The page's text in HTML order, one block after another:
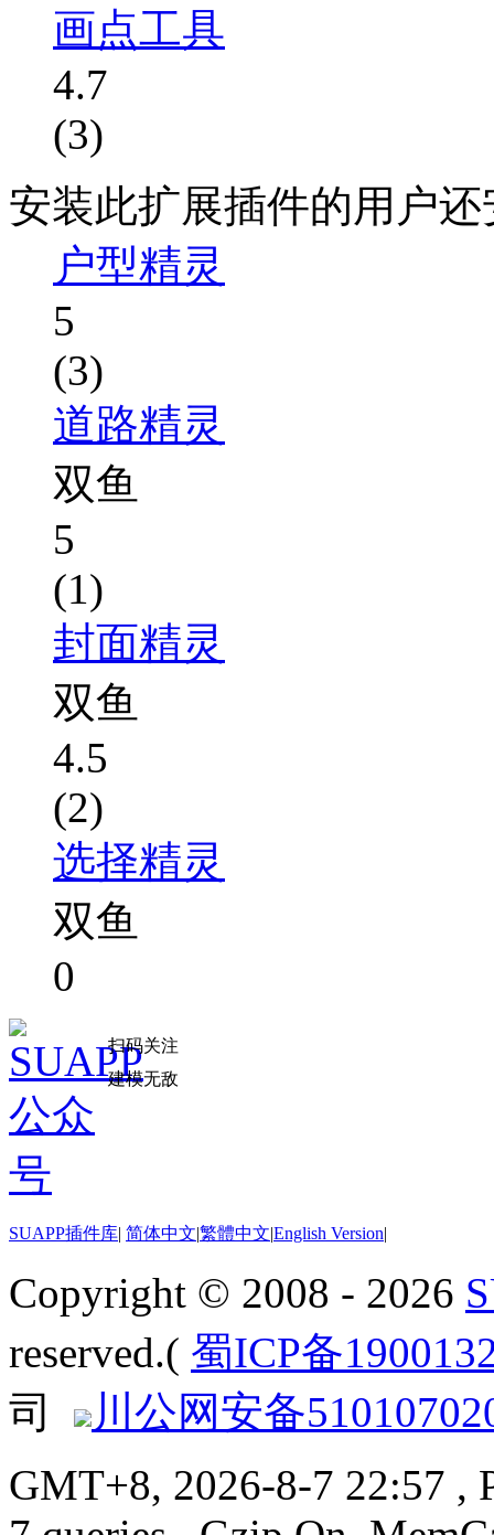
画点工具
4.7
(3)
安装此扩展插件的用户
户型精灵
5
(3)
道路精灵
双鱼
5
(1)
封面精灵
双鱼
4.5
(2)
选择精灵
双鱼
0
扫码关注
建模无敌
SUAPP插件库| 简体中文|繁體中文|English Version|
Copyright © 2008 - 2026
reserved.( 蜀ICP备
司
川公网安备
GMT+8, 2026-8-7 22:57 ,